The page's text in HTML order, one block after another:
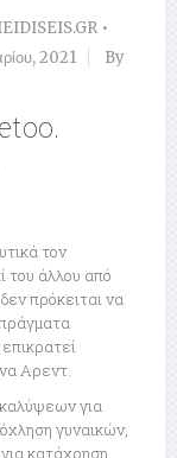
•
2021
By
τον
του άλλου από
πρόκειται να
Αρεντ.
για
γυναικών,
κατάχρηση